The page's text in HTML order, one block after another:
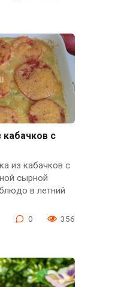
с
из кабачков с
сырной
в летний
0 356